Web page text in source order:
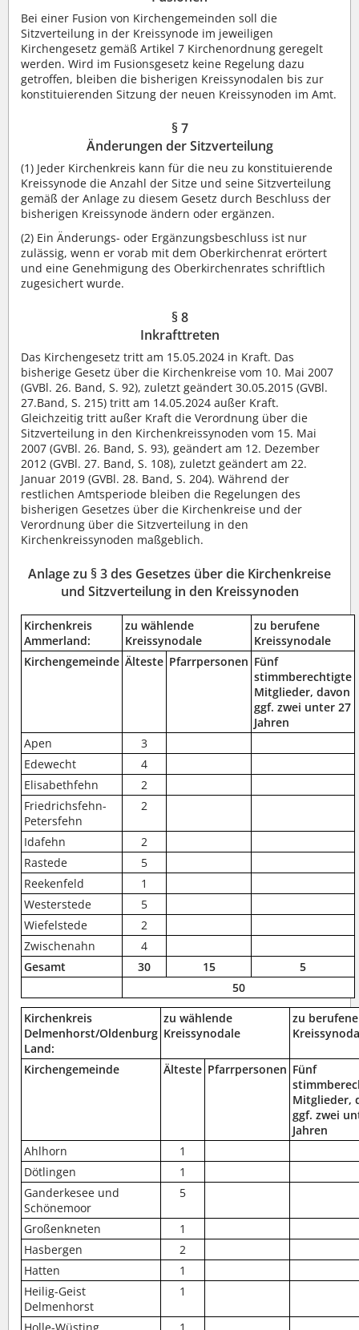
Bei einer Fusion von Kirchengemeinden soll die
Sitzverteilung in der Kreissynode im jeweiligen
Kirchengesetz gemäß Artikel 7 Kirchenordnung geregelt
werden. Wird im Fusionsgesetz keine Regelung dazu
getroffen, bleiben die bisherigen Kreissynodalen bis zur
konstituierenden Sitzung der neuen Kreissynoden im Amt.
§ 7
Änderungen der Sitzverteilung
(1) Jeder Kirchenkreis kann für die neu zu konstituierende
Kreissynode die Anzahl der Sitze und seine Sitzverteilung
gemäß der Anlage zu diesem Gesetz durch Beschluss der
bisherigen Kreissynode ändern oder ergänzen.
(2) Ein Änderungs- oder Ergänzungsbeschluss ist nur
zulässig, wenn er vorab mit dem Oberkirchenrat erörtert
und eine Genehmigung des Oberkirchenrates schriftlich
zugesichert wurde.
§ 8
Inkrafttreten
Das Kirchengesetz tritt am 15.05.2024 in Kraft. Das
bisherige Gesetz über die Kirchenkreise vom 10. Mai 2007
(GVBl. 26. Band, S. 92), zuletzt geändert 30.05.2015 (GVBl.
27.Band, S. 215) tritt am 14.05.2024 außer Kraft.
Gleichzeitig tritt außer Kraft die Verordnung über die
Sitzverteilung in den Kirchenkreissynoden vom 15. Mai
2007 (GVBl. 26. Band, S. 93), geändert am 12. Dezember
2012 (GVBl. 27. Band, S. 108), zuletzt geändert am 22.
Januar 2019 (GVBl. 28. Band, S. 204). Während der
restlichen Amtsperiode bleiben die Regelungen des
bisherigen Gesetzes über die Kirchenkreise und der
Verordnung über die Sitzverteilung in den
Kirchenkreissynoden maßgeblich.
Anlage zu § 3 des Gesetzes über die Kirchenkreise
und Sitzverteilung in den Kreissynoden
Kirchenkreis
Ammerland:
zu wählende
Kreissynodale
zu berufene
Kreissynodale
Kirchengemeinde Älteste Pfarrpersonen Fünf
stimmberechtigte
Mitglieder, davon
ggf. zwei unter 27
Jahren
Apen
3
Edewecht
4
Elisabethfehn
2
Friedrichsfehn-
Petersfehn
2
Idafehn
2
Rastede
5
Reekenfeld
1
Westerstede
5
Wiefelstede
2
Zwischenahn
4
Gesamt
30 15
5
50
Kirchenkreis
Delmenhorst/Oldenburg
Land:
zu wählende
Kreissynodale
zu berufene
Kirchengemeinde Älteste Pfarrpersonen Fünf
Mitglieder,
ggf. zwei
Jahren
Ahlhorn
1
Dötlingen
1
Ganderkesee und
Schönemoor
5
Großenkneten
1
Hasbergen
2
Hatten
1
Heilig-Geist
Delmenhorst
1